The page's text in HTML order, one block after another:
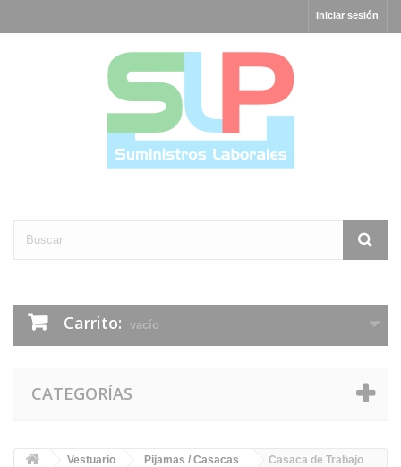
Iniciar sesión
Carrito: vacío
CATEGORÍAS
Vestuario Pijamas / Casacas
Casaca de Trabajo